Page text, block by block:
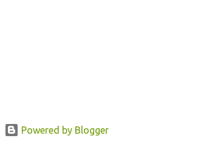
Powered by Blogger